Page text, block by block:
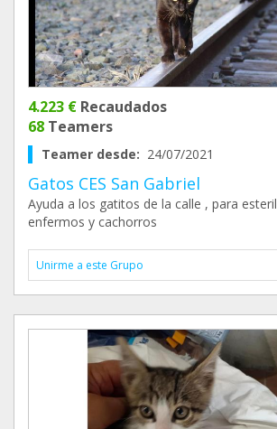
4.223 € Recaudados
68 Teamers
Teamer desde: 24/07/2021
Gatos CES San Gabriel
Ayuda a los gatitos de la calle , para
enfermos y cachorros
Unirme a este Grupo